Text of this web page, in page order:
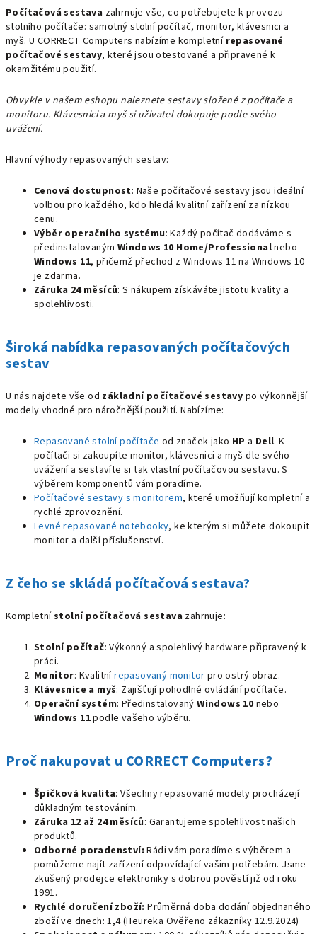
Počítačová sestava zahrnuje vše, co potřebujete k provozu
stolního počítače: samotný stolní počítač, monitor, klávesnici a
myš. U CORRECT Computers nabízíme kompletní repasované
počítačové sestavy, které jsou otestované a připravené k
okamžitému použití.
Obvykle v našem eshopu naleznete sestavy složené z počítače a
monitoru. Klávesnici a myš si uživatel dokupuje podle svého
uvážení.
Hlavní výhody repasovaných sestav:
Cenová dostupnost: Naše počítačové sestavy jsou ideální
volbou pro každého, kdo hledá kvalitní zařízení za nízkou
cenu.
Výběr operačního systému: Každý počítač dodáváme s
předinstalovaným Windows 10 Home/Professionalnebo
Windows 11, přičemž přechod z Windows 11 na Windows 10
je zdarma.
Záruka 24 měsíců: S nákupem získáváte jistotu kvality a
spolehlivosti.
Široká nabídka repasovaných počítačových
sestav
U nás najdete vše od základní počítačové sestavy po výkonnější
modely vhodné pro náročnější použití. Nabízíme:
Repasované stolní počítače od značek jako HP a Dell. K
počítači si zakoupíte monitor, klávesnici a myš dle svého
uvážení a sestavíte si tak vlastní počítačovou sestavu. S
výběrem komponentů vám poradíme.
Počítačové sestavy s monitorem, které umožňují kompletní a
rychlé zprovoznění.
Levné repasované notebooky, ke kterým si můžete dokoupit
monitor a další příslušenství.
Z čeho se skládá počítačová sestava?
Kompletnístolní počítačová sestava zahrnuje:
Stolní počítač: Výkonný a spolehlivý hardware připravený k
práci.
Monitor: Kvalitnírepasovaný monitor pro ostrý obraz.
Klávesnice a myš: Zajišťují pohodlné ovládání počítače.
Operační systém: PředinstalovanýWindows 10 nebo
Windows 11podle vašeho výběru.
Proč nakupovat u CORRECT Computers?
Špičková kvalita: Všechny repasované modely procházejí
důkladným testováním.
Záruka 12 až 24 měsíců: Garantujeme spolehlivost našich
produktů.
Odborné poradenství: Rádi vám poradíme s výběrem a
pomůžeme najít zařízení odpovídající vašim potřebám. Jsme
zkušený prodejce elektroniky s dobrou pověstí již od roku
1991.
Rychlé doručení zboží: Průměrná doba dodání objednaného
zboží ve dnech: 1,4 (Heureka Ověřeno zákazníky 12.9.2024)